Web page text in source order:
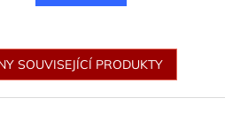
SOUVISEJÍCÍ PRODUKTY